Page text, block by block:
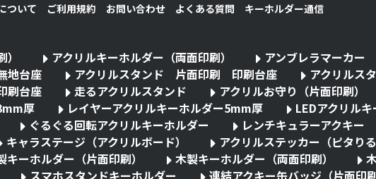
ついて ご利用規約 お問い合わせ よくある質問 キーホルダー通信
アクリルキーホルダー（両面印刷）
アンブレラマーカー
地台座
アクリルスタンド 片面印刷 印刷台座
アクリル
刷台座
走るアクリルスタンド
アクリルお守り（片面印刷）
厚
レイヤーアクリルキーホルダー5mm厚
LEDアクリル
ぐるぐる回転アクリルキーホルダー
レンチキュラーアクキー
キャラステージ（アクリルボード）
アクリルステッカー（ピタり
キーホルダー（片面印刷） 木製キーホルダー（両面印刷）
スマホスタンドキーホルダー 連結アクキー缶バッジ（片面印